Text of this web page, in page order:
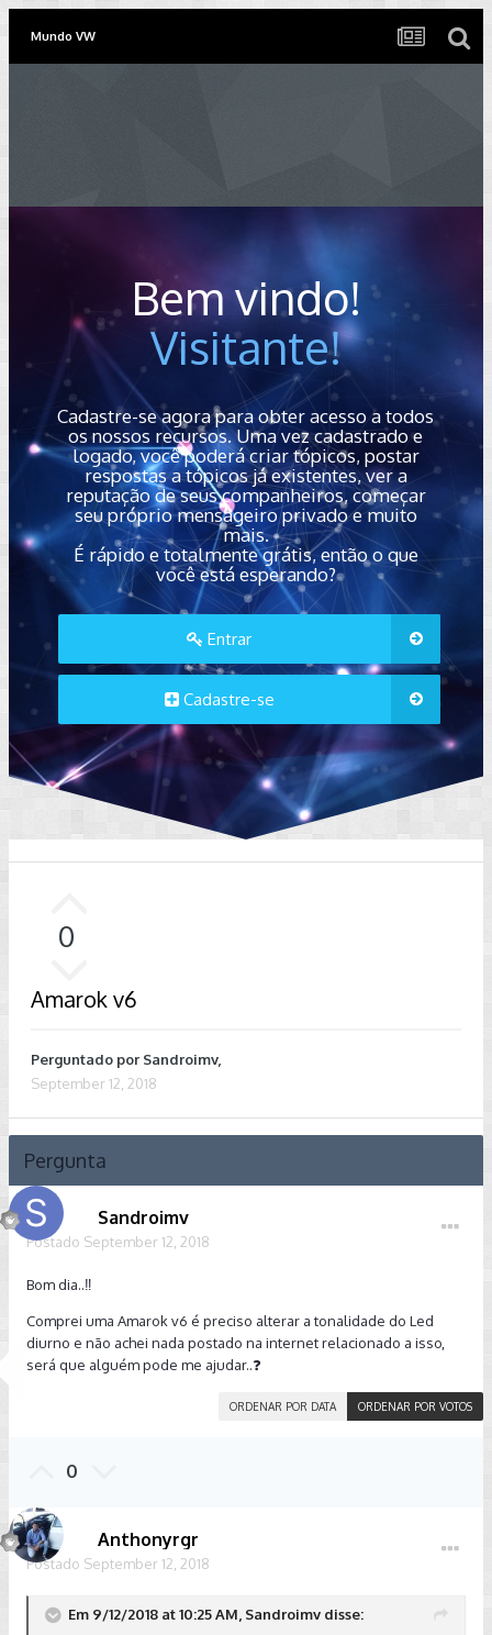
Mundo VW
Bem vindo!
Visitante!
Cadastre-se agora para obter acesso a todos
os nossos recursos. Uma vez cadastrado e
logado, você poderá criar tópicos, postar
respostas a tópicos já existentes, ver a
reputação de seus companheiros, começar
seu próprio mensageiro privado e muito
mais.
É rápido e totalmente grátis, então o que
você está esperando?
Entrar
Cadastre-se
0
Amarok v6
Perguntado por Sandroimv,
September 12, 2018
Pergunta
Sandroimv
Postado September 12, 2018
Bom dia..‼️
Comprei uma Amarok v6 é preciso alterar a tonalidade do Led
diurno e não achei nada postado na internet relacionado a isso,
será que alguém pode me ajudar..❓
ORDENAR POR VOTOS
ORDENAR POR DATA
0
Anthonyrgr
Postado September 12, 2018
Em 9/12/2018 at 10:25 AM, Sandroimv disse: